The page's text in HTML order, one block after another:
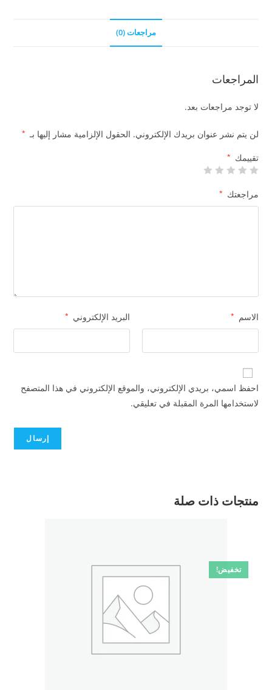
مراجعات (0)
المراجعات
لا توجد مراجعات بعد.
لن يتم نشر عنوان بريدك الإلكتروني. الحقول الإلزامية مشار إليها بـ *
تقييمك *
مراجعتك *
الاسم * البريد الإلكتروني *
احفظ اسمي، بريدي الإلكتروني، والموقع الإلكتروني في هذا المتصفح
لاستخدامها المرة المقبلة في تعليقي.
منتجات ذات صلة
تخفيض!